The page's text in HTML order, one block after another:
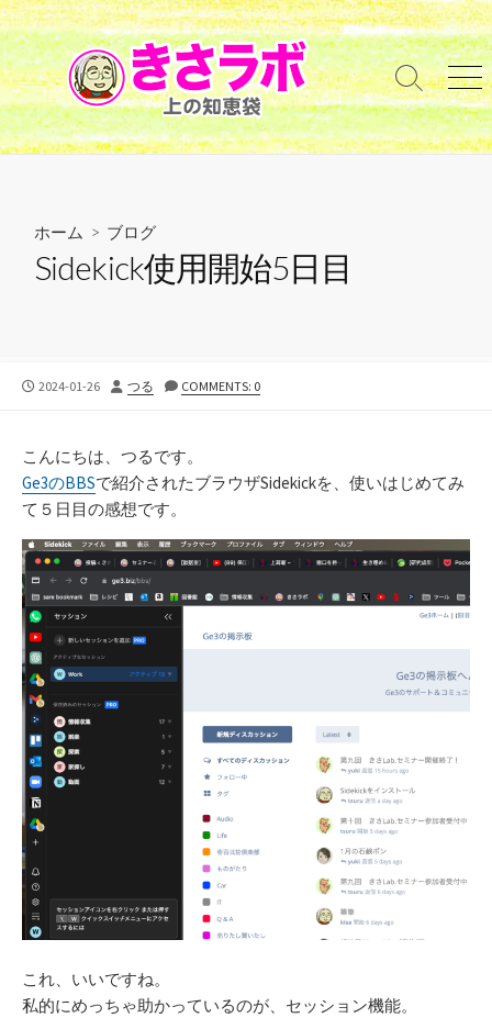
コ
ン
テ
ン
ツ
へ
検
索
切
り
メ
ニ
ュ
ー
ホーム > ブログ
Sidekick使用開始5日目
公
2024-01-26
投
つる COMMENTS: 0
こんにちは、つるです。
Ge3のBBSで紹介されたブラウザSidekickを、使いはじめてみ
て５日目の感想です。
これ、いいですね。
私的にめっちゃ助かっているのが、セッション機能。